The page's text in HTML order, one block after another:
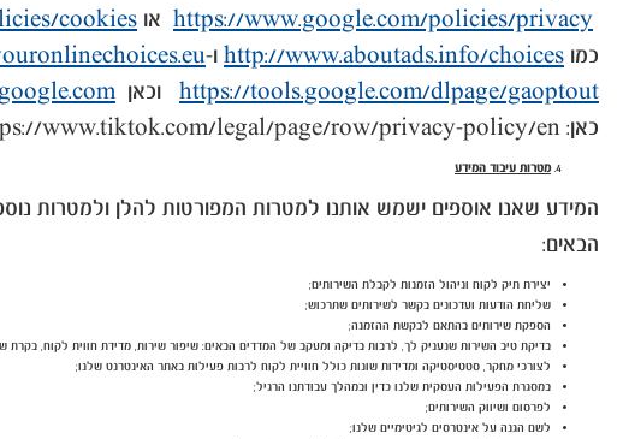
https://www.google.com/policies/privacy או cookies
כמו http://www.aboutads.info/choices ו-
https://tools.google.com/dlpage/gaoptout וכאן
כאן: https://www.tiktok.com/legal/page/row/privacy-policy/en .
מטרות עיבוד המידע
המידע שאנו אוספים ישמש אותנו למטרות המפורטות להלן ולמטרות
הבאים:
יצירת תיק לקוח וניהול הזמנות לקבלת השירותים;
שליחת הודעות ועדכונים בקשר לשירותים שתרכוש;
הספקת שירותים בהתאם לבקשת ההזמנה;
בדיקת טיב השירות שנעניק לך, לרבות בדיקה ומעקב של המדדים הבאים: שיפור שירות, מדידת חווית לקוח, בקרת
לצורכי מחקר, סטטיסטיקה ומדידות שונות כולל חוויית לקוח לרבות פעילות באתר האינטרנט שלנו;
במסגרת הפעילות העסקית שלנו כדין ובמהלך עבודתנו הרגיל;
לפרסום ושיווק השירותים;
לשם הגנה על אינטרסים לגיטימיים שלנו;